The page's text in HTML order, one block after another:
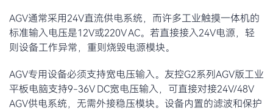
AGV通常采用24V直流供电系统，而许多工业触摸一体机的
标准输入电压是12V或220V AC。若直接接入24V电源，轻
则设备工作异常，重则烧毁电源模块。
AGV专用设备必须支持宽电压输入。友控G2系列AGV版工业
平板电脑支持9-36V DC宽电压输入，可直接对接24V/48V
AGV供电系统，无需外接稳压模块。设备内置的滤波和保护